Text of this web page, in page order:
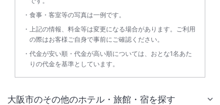
食事・客室等の写真は一例です。
上記の情報、料金等は変更になる場合があります。ご利用
の際はお客様ご自身で事前にご確認ください。
代金が安い順・代金が高い順については、おとな1名あた
りの代金を基準としています。
大阪市のその他のホテル・旅館・宿を探す